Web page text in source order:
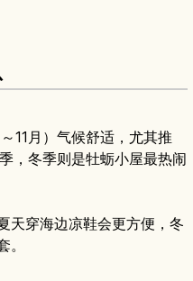
11月）气候舒适，尤其推
，冬季则是牡蛎小屋最热闹
天穿海边凉鞋会更方便，冬